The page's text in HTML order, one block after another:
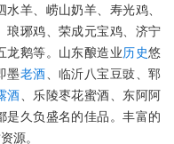
水羊、崂山奶羊、寿光鸡、
琅琊鸡、荣成元宝鸡、济宁
龙鹅等。山东酿造业历史悠
墨老酒 、临沂八宝豆豉、郓
酒 、乐陵枣花蜜酒、东阿阿
是久负盛名的佳品。丰富的
源。